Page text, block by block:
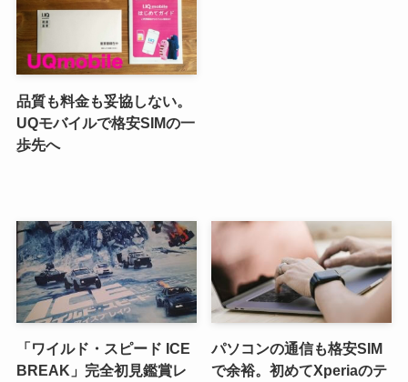
品質も料金も妥協しない。
UQモバイルで格安SIMの一
歩先へ
「ワイルド・スピード ICE
BREAK」完全初見鑑賞レ
パソコンの通信も格安SIM
で余裕。初めてXperiaのテ